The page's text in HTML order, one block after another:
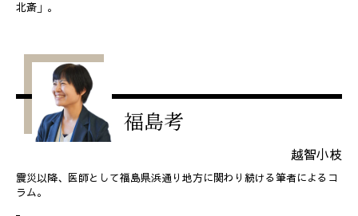
北斎」。
福島考
越智小枝
震災以降、医師として福島県浜通り地方に関わり続ける筆者によるコ
ラム。